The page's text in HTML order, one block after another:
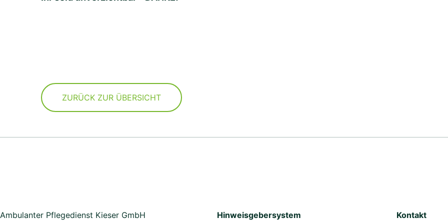
ZURÜCK ZUR ÜBERSICHT
Ambulanter Pflegedienst Kieser GmbH
Hinweisgebersystem
Kontakt